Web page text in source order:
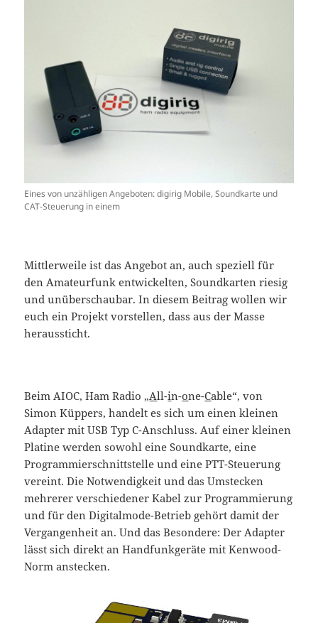
Eines von unzähligen Angeboten: digirig Mobile, Soundkarte und
CAT-Steuerung in einem
Mittlerweile ist das Angebot an, auch speziell für
den Amateurfunk entwickelten, Soundkarten riesig
und unüberschaubar. In diesem Beitrag wollen wir
euch ein Projekt vorstellen, dass aus der Masse
heraussticht.
Beim AIOC, Ham Radio „All-in-one-Cable“, von
Simon Küppers, handelt es sich um einen kleinen
Adapter mit USB Typ C-Anschluss. Auf einer kleinen
Platine werden sowohl eine Soundkarte, eine
Programmierschnittstelle und eine PTT-Steuerung
vereint. Die Notwendigkeit und das Umstecken
mehrerer verschiedener Kabel zur Programmierung
und für den Digitalmode-Betrieb gehört damit der
Vergangenheit an. Und das Besondere: Der Adapter
lässt sich direkt an Handfunkgeräte mit Kenwood-
Norm anstecken.